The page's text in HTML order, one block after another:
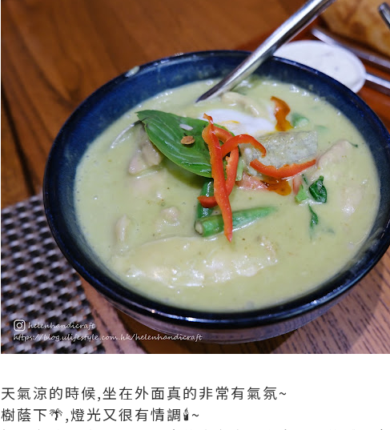
天氣涼的時候,坐在外面真的非常有氣氛~
樹蔭下🌴,燈光又很有情調🕯~